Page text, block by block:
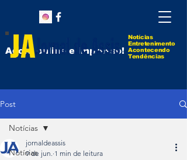
Notícias
Entretenimento
Acontecendo
Tendências
Agora online e impresso!
Post
Notícias
Notícias
jornaldeassis
9 de jun. 1 min de leitura